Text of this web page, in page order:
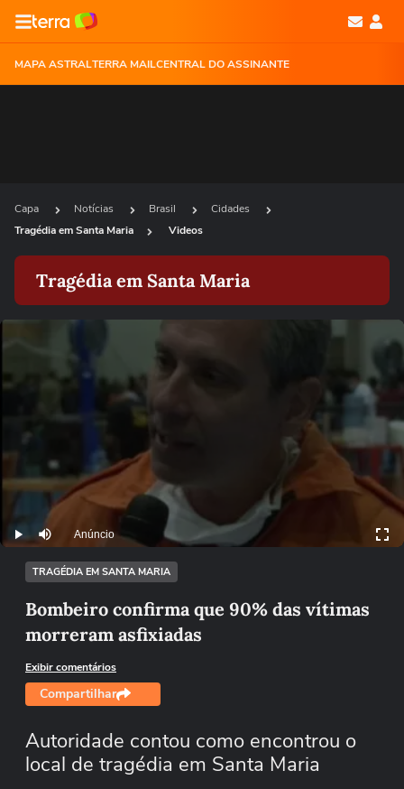
MAPA ASTRALTERRA MAILCENTRAL DO ASSINANTE
Capa Notícias Brasil
Cidades
Tragédia em Santa Maria
Videos
Tragédia em Santa Maria
Play Mutar Anúncio
TRAGÉDIA EM SANTA MARIA
Bombeiro confirma que 90% das vítimas
morreram asfixiadas
Exibir comentários
Compartilhar
Autoridade contou como encontrou o
local de tragédia em Santa Maria